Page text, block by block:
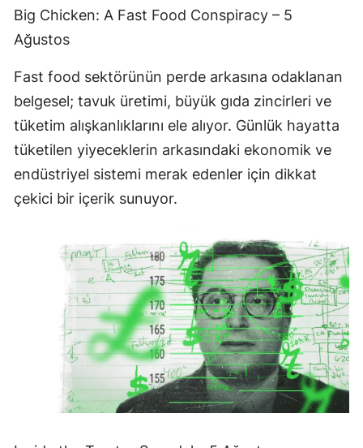
Big Chicken: A Fast Food Conspiracy – 5
Ağustos
Fast food sektörünün perde arkasına odaklanan
belgesel; tavuk üretimi, büyük gıda zincirleri ve
tüketim alışkanlıklarını ele alıyor. Günlük hayatta
tüketilen yiyeceklerin arkasındaki ekonomik ve
endüstriyel sistemi merak edenler için dikkat
çekici bir içerik sunuyor.